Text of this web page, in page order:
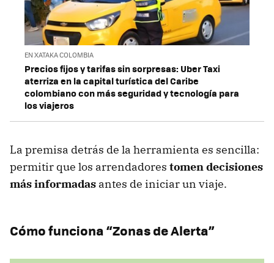
EN XATAKA COLOMBIA
Precios fijos y tarifas sin sorpresas: Uber Taxi
aterriza en la capital turística del Caribe
colombiano con más seguridad y tecnología para
los viajeros
La premisa detrás de la herramienta es sencilla:
permitir que los arrendadores tomen decisiones
más informadas antes de iniciar un viaje.
Cómo funciona “Zonas de Alerta”